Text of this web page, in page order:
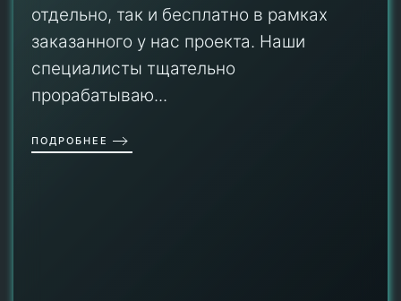
отдельно, так и бесплатно в рамках
заказанного у нас проекта. Наши
специалисты тщательно
прорабатываю...
ПОДРОБНЕЕ